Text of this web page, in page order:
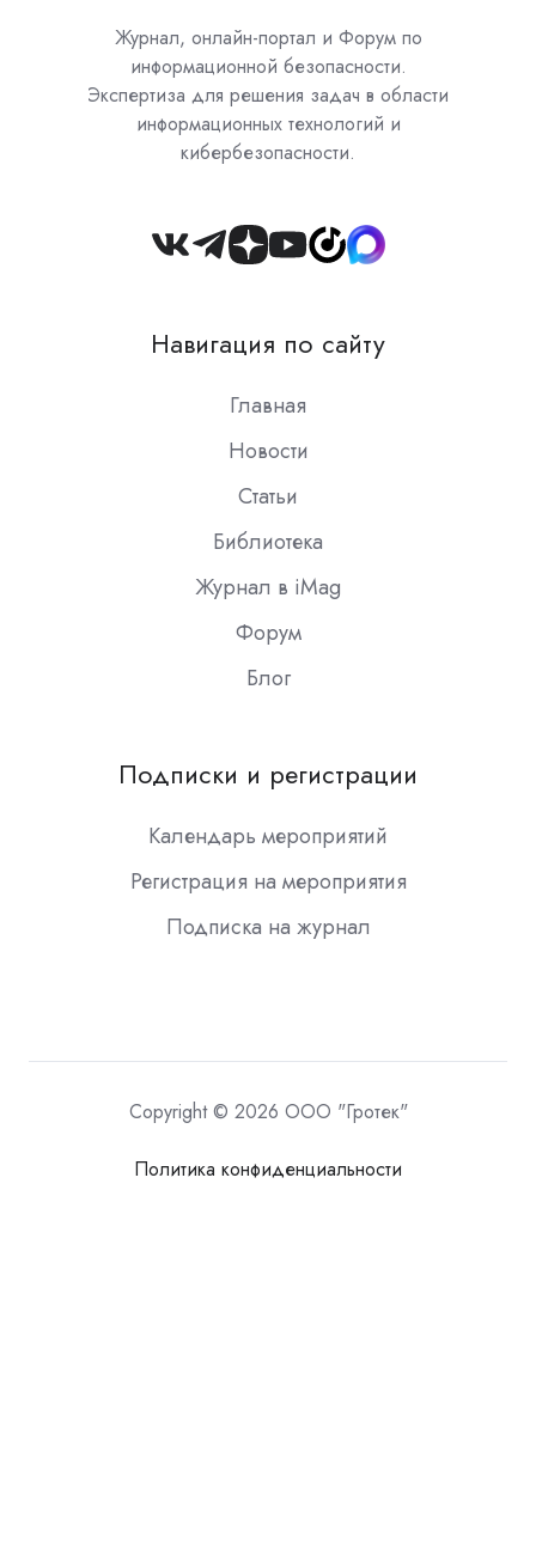
Журнал, онлайн-портал и Форум по
информационной безопасности.
Экспертиза для решения задач в области
информационных технологий и
кибербезопасности.
Join
Slack
Навигация по сайту
Главная
Новости
Статьи
Библиотека
Журнал в iMag
Форум
Блог
Подписки и регистрации
Календарь мероприятий
Регистрация на мероприятия
Подписка на журнал
Copyright © 2026 ООО "Гротек"
Политика конфиденциальности